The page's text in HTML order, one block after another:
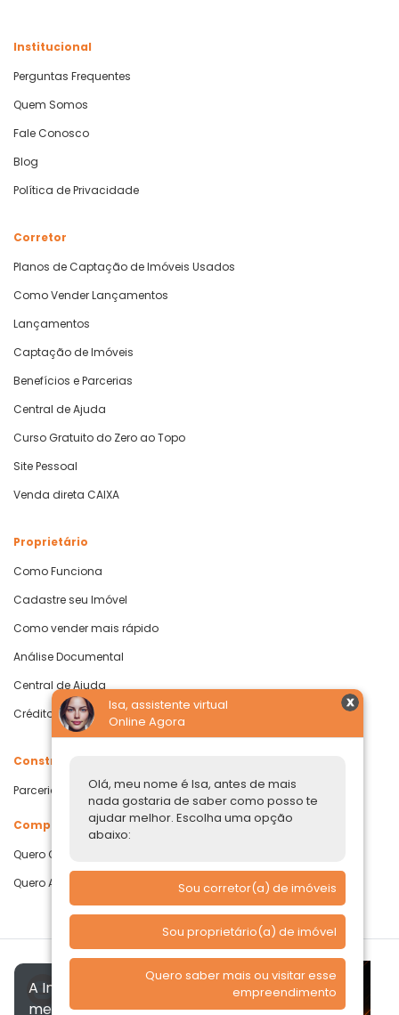
Isa, assistente virtual
Online Agora
Olá, meu nome é Isa, antes de mais
nada gostaria de saber como posso te
ajudar melhor. Escolha uma opção
abaixo:
Sou corretor(a) de imóveis
Sou proprietário(a) de imóvel
Quero saber mais ou visitar esse
empreendimento
Institucional
Perguntas Frequentes
Quem Somos
Fale Conosco
Blog
Política de Privacidade
Corretor
Planos de Captação de Imóveis Usados
Como Vender Lançamentos
Lançamentos
Captação de Imóveis
Benefícios e Parcerias
Central de Ajuda
Curso Gratuito do Zero ao Topo
Site Pessoal
Venda direta CAIXA
Proprietário
Como Funciona
Cadastre seu Imóvel
Como vender mais rápido
Análise Documental
Central de Ajuda
Crédito com Garantia de Imóvel
Construtoras
Parcerias Imobiliárias
Comprar ou alugar
Quero Comprar
Quero Alugar
A Imóvelp utiliza cookies para
melhorar a sua experiência, de